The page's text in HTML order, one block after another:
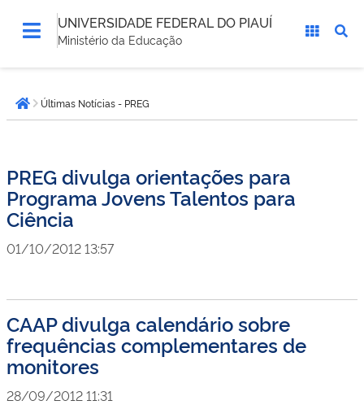
UNIVERSIDADE FEDERAL DO PIAUÍ
Ministério da Educação
está
aqui:Página inicial
Últimas Notícias - PREG
PREG divulga orientações para
Programa Jovens Talentos para
Ciência
01/10/2012 13:57
CAAP divulga calendário sobre
frequências complementares de
monitores
28/09/2012 11:31